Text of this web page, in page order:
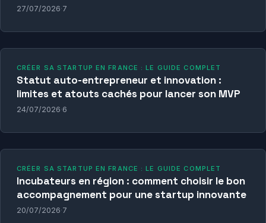
27/07/2026·7
CRÉER SA STARTUP EN FRANCE : LE GUIDE COMPLET
Statut auto-entrepreneur et innovation :
limites et atouts cachés pour lancer son MVP
24/07/2026·6
CRÉER SA STARTUP EN FRANCE : LE GUIDE COMPLET
Incubateurs en région : comment choisir le bon
accompagnement pour une startup innovante
20/07/2026·7